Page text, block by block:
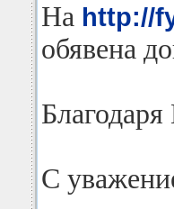
На http://
обявена
С